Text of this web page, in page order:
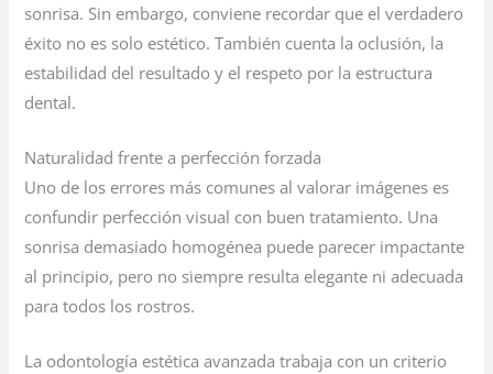
sonrisa. Sin embargo, conviene recordar que el verdadero
éxito no es solo estético. También cuenta la oclusión, la
estabilidad del resultado y el respeto por la estructura
dental.
Naturalidad frente a perfección forzada
Uno de los errores más comunes al valorar imágenes es
confundir perfección visual con buen tratamiento. Una
sonrisa demasiado homogénea puede parecer impactante
al principio, pero no siempre resulta elegante ni adecuada
para todos los rostros.
La odontología estética avanzada trabaja con un criterio